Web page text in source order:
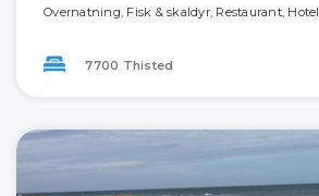
Overnatning, Fisk & skaldyr, Restaurant, Hotel
7700 Thisted